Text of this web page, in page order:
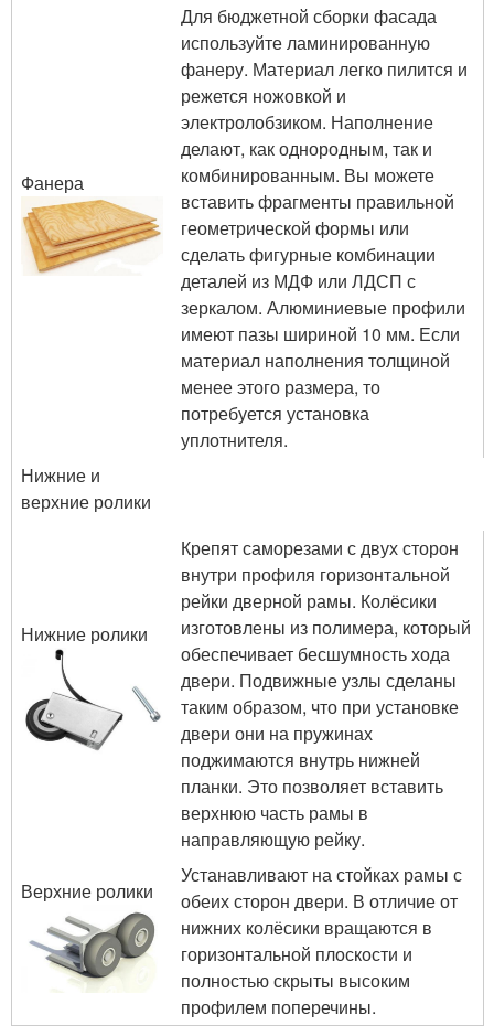
Фанера
Для бюджетной сборки фасада
используйте ламинированную
фанеру. Материал легко пилится и
режется ножовкой и
электролобзиком. Наполнение
делают, как однородным, так и
комбинированным. Вы можете
вставить фрагменты правильной
геометрической формы или
сделать фигурные комбинации
деталей из МДФ или ЛДСП с
зеркалом. Алюминиевые профили
имеют пазы шириной 10 мм. Если
материал наполнения толщиной
менее этого размера, то
потребуется установка
уплотнителя.
Нижние и
верхние ролики
Нижние ролики
Крепят саморезами с двух сторон
внутри профиля горизонтальной
рейки дверной рамы. Колёсики
изготовлены из полимера, который
обеспечивает бесшумность хода
двери. Подвижные узлы сделаны
таким образом, что при установке
двери они на пружинах
поджимаются внутрь нижней
планки. Это позволяет вставить
верхнюю часть рамы в
направляющую рейку.
Верхние ролики
Устанавливают на стойках рамы с
обеих сторон двери. В отличие от
нижних колёсики вращаются в
горизонтальной плоскости и
полностью скрыты высоким
профилем поперечины.